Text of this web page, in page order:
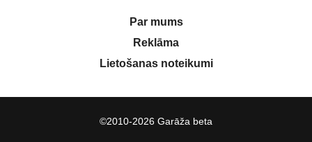
Par mums
Reklāma
Lietošanas noteikumi
©2010-2026 Garāža beta